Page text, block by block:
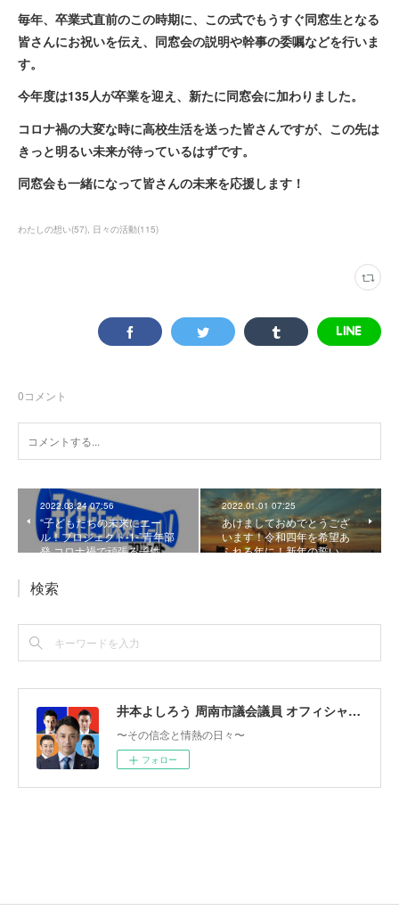
毎年、卒業式直前のこの時期に、この式でもうすぐ同窓生となる
皆さんにお祝いを伝え、同窓会の説明や幹事の委嘱などを行いま
す。
今年度は135人が卒業を迎え、新たに同窓会に加わりました。
コロナ禍の大変な時に高校生活を送った皆さんですが、この先は
きっと明るい未来が待っているはずです。
同窓会も一緒になって皆さんの未来を応援します！
わたしの想い(57) 日々の活動(115)
0コメント
2022.03.24 07:56
“子どもたちの未来にエー
ル！プロジェクト-1-”青年部
発 コロナ禍で頑張る子供…
2022.01.01 07:25
あけましておめでとうござ
います！令和四年を希望あ
ふれる年に！新年の誓い
検索
井本よしろう 周南市議会議員 オフィシャルサイト
〜その信念と情熱の日々〜
フォロー